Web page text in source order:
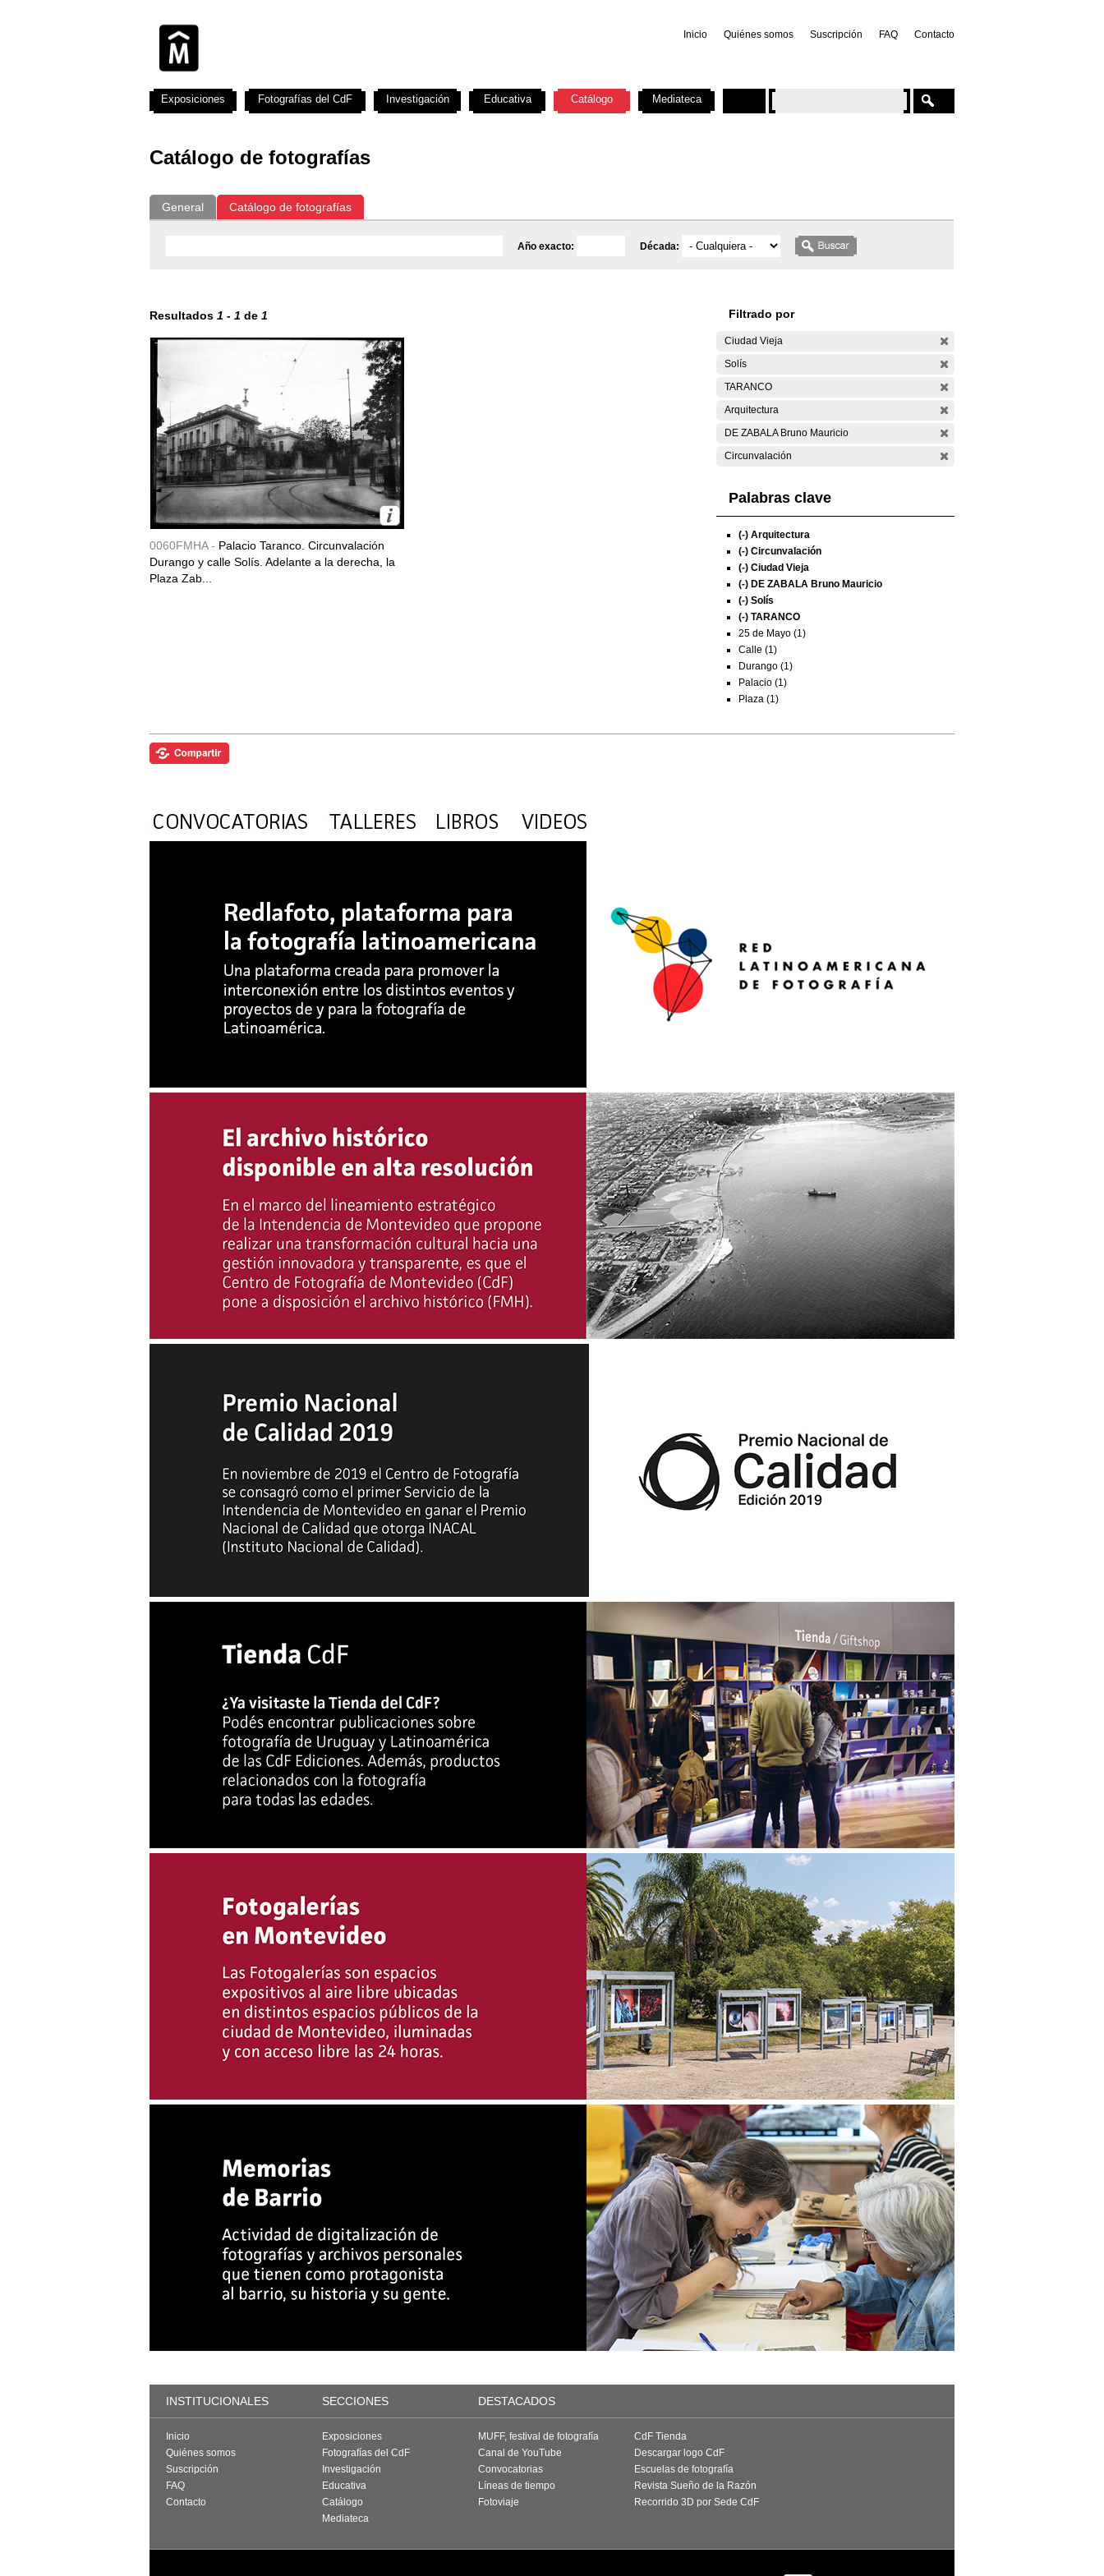
Inicio Quiénes somos Suscripción FAQ Contacto
Catálogo de fotografías
General Catálogo de fotografías
Año exacto: Década:
Resultados 1 - 1 de 1
0060FMHA - Palacio Taranco. Circunvalación
Durango y calle Solís. Adelante a la derecha, la
Plaza Zab...
Filtrado por
Ciudad Vieja
Solís
TARANCO
Arquitectura
DE ZABALA Bruno Mauricio
Circunvalación
Palabras clave
(-) Arquitectura
(-) Circunvalación
(-) Ciudad Vieja
(-) DE ZABALA Bruno Mauricio
(-) Solís
(-) TARANCO
25 de Mayo (1)
Calle (1)
Durango (1)
Palacio (1)
Plaza (1)
Exposiciones Fotografías del CdF Investigación Educativa Catálogo Mediateca
INSTITUCIONALES SECCIONES DESTACADOS
Inicio
Quiénes somos
Suscripción
FAQ
Contacto
Exposiciones
Fotografías del CdF
Investigación
Educativa
Catálogo
Mediateca
MUFF, festival de fotografía
Canal de YouTube
Convocatorias
Líneas de tiempo
Fotoviaje
CdF Tienda
Descargar logo CdF
Escuelas de fotografía
Revista Sueño de la Razón
Recorrido 3D por Sede CdF